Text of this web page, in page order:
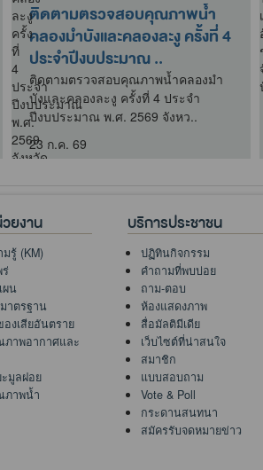
ติดตามตรวจสอบคุณภาพน้ำ
คลองมำบังและคลองละงู ครั้งที่ 4
ประจำปีงบประมาณ ..
ติดตามตรวจสอบคุณภาพน้ำคลองมำ
บังและคลองละงู ครั้งที่ 4 ประจำ
ปีงบประมาณ พ.ศ. 2569 จังหว..
23 ก.ค. 69
ยงาน
รู้ (KM)
ร่
ผน
าตรฐาน
งเสียอันตราย
ภาพอากาศและ
มูลฝอย
ภาพน้ำ
บริการประชาชน
ปฏิทินกิจกรรม
คำถามที่พบบ่อย
ถาม-ตอบ
ห้องแสดงภาพ
สื่อมัลติมีเดีย
เว็บไซต์ที่น่าสนใจ
สมาชิก
แบบสอบถาม
Vote & Poll
กระดานสนทนา
สมัครรับจดหมายข่าว